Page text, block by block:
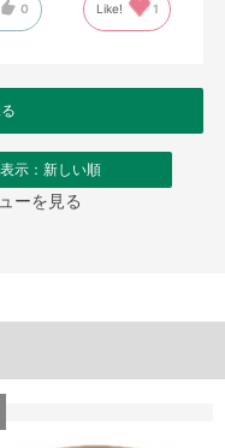
0 Like! 1
表示：新しい順
ーを見る